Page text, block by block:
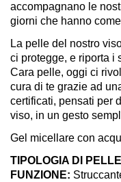
accompagnano le
giorni che hanno
La pelle del nostro
ci protegge, e riporta i
Cara pelle, oggi ci
cura di te grazie ad
certificati, pensati per
viso, in un gesto
Gel micellare con
TIPOLOGIA DI
FUNZIONE: